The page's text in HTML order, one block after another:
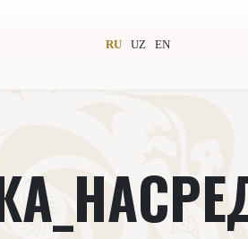
RU UZ EN
Всемирное общество